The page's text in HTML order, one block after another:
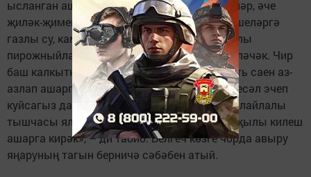
ысланган ашамлык, төрле соус, тәмләткечләр, әче
җиләк-җимеш керә. Гастриттан интеккән кешеләргә
газлы су, камыр ризыклары, торт һәм кремлы
пирожныйлардан да баш тартырга туры киләчәк. Чир
баш калкыткан чорда ризыкны һәр өч сәгать саен аз-
азлап ашарга кирәк. Төнгә каршы йогырт, кесәл эчеп
куйсагыз да, комачауламас. Ашказанының лайлалы
тышчасы ялкынсынмасын өчен, ризыкны җылы килеш
ашарга кирәк», – ди табиб. Белгеч көзге чорда авыру
яңаруның тагын берничә сәбәбен атый.